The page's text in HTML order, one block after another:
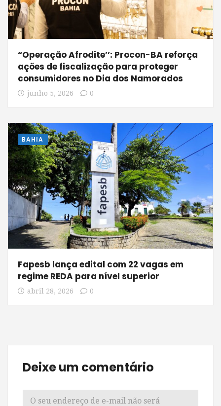
“Operação Afrodite’’: Procon-BA reforça
ações de fiscalização para proteger
consumidores no Dia dos Namorados
junho 5, 2026 0
BAHIA
Fapesb lança edital com 22 vagas em
regime REDA para nível superior
abril 28, 2026 0
Deixe um comentário
O seu endereço de e-mail não será